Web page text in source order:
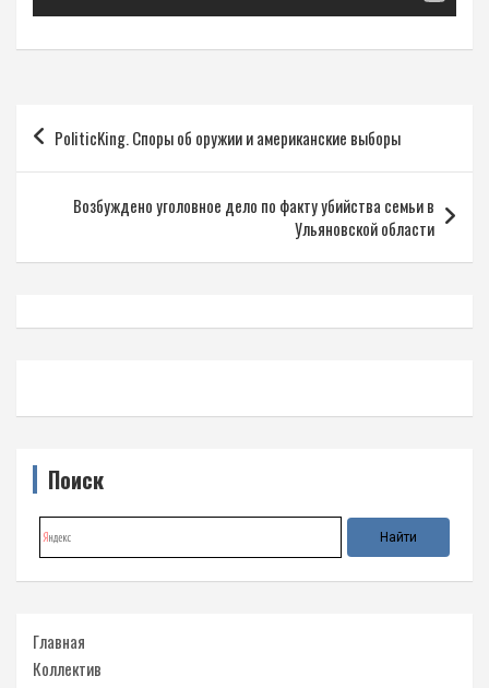
Навигация
по
записям
PoliticKing. Споры об оружии и американские выборы
Возбуждено уголовное дело по факту убийства семьи в
Ульяновской области
Поиск
Главная
Коллектив